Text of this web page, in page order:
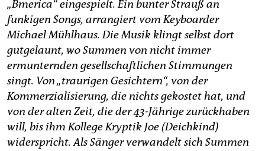
genossenschaft
epaper login
„Bmerica“ eingespielt. Ein bunter Strauß an
funkigen Songs, arrangiert vom Keyboarder
Michael Mühlhaus. Die Musik klingt selbst dort
gutgelaunt, wo Summen von nicht immer
ermunternden gesellschaftlichen Stimmungen
singt. Von „traurigen Gesichtern“, von der
Kommerzialisierung, die nichts gekostet hat, und
von der alten Zeit, die der 43-Jährige zurückhaben
will, bis ihm Kollege Kryptik Joe (Deichkind)
widerspricht. Als Sänger verwandelt sich Summen